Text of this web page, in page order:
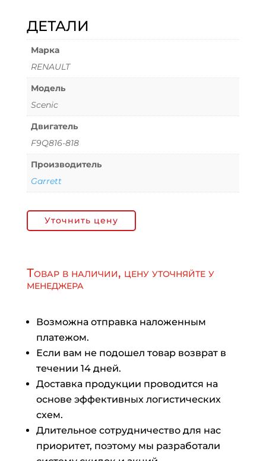
ДЕТАЛИ
Марка
RENAULT
Модель
Scenic
Двигатель
F9Q816-818
Производитель
Garrett
Уточнить цену
Товар в наличии, цену уточняйте у
менеджера
Возможна отправка наложенным
платежом.
Если вам не подошел товар возврат в
течении 14 дней.
Доставка продукции проводится на
основе эффективных логистических
схем.
Длительное сотрудничество для нас
приоритет, поэтому мы разработали